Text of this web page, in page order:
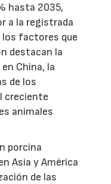
hasta 2035,
a la registrada
los factores que
destacan la
China, la
de los
creciente
animales
porcina
Asia y América
de las